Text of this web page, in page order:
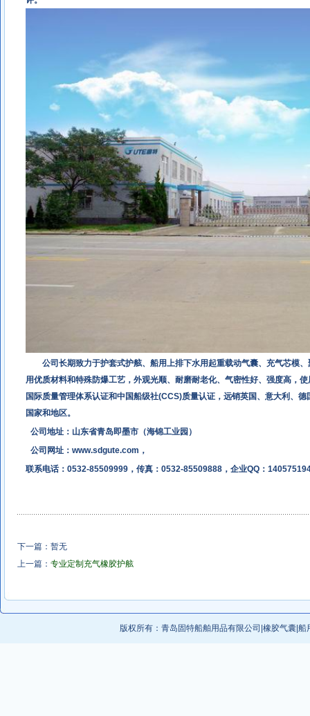
公司长期致力于护套式护舷、船用上排下水用起重载动气囊、充气芯模
用优质材料和特殊防爆工艺，外观光顺、耐磨耐老化、气密性好、强度高，
国际质量管理体系认证和中国船级社(CCS)质量认证，远销英国、意大利、
国家和地区。
公司地址：山东省青岛即墨市（海锦工业园）
公司网址： www.sdgute.com ，
联系电话：0532-85509999，传真：0532-85509888，企业QQ：
下一篇：暂无
上一篇： 专业定制充气橡胶护舷
版权所有： 青岛固特船舶用品有限公司 橡胶气囊 船